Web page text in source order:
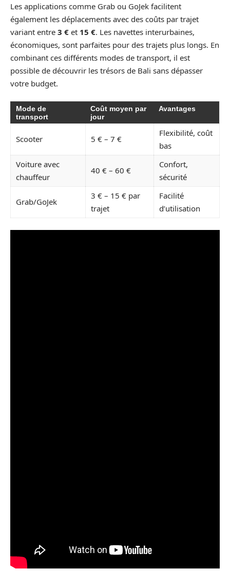
Les applications comme Grab ou GoJek facilitent
également les déplacements avec des coûts par trajet
variant entre 3 € et 15 €. Les navettes interurbaines,
économiques, sont parfaites pour des trajets plus longs. En
combinant ces différents modes de transport, il est
possible de découvrir les trésors de Bali sans dépasser
votre budget.
Mode de
transport
Coût moyen par
jour
Avantages
Scooter 5 € – 7 €
Flexibilité, coût
bas
Voiture avec
chauffeur
40 € – 60 €
Confort,
sécurité
Grab/GoJek
3 € – 15 € par
trajet
Facilité
d’utilisation